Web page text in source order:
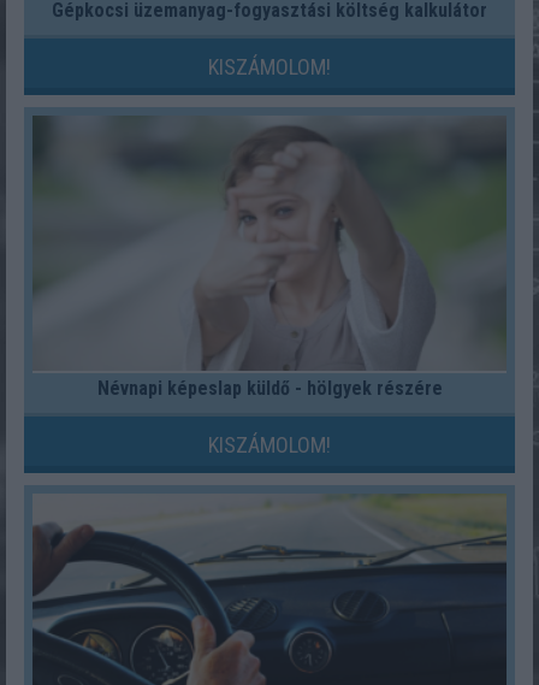
Gépkocsi üzemanyag-fogyasztási költség kalkulátor
KISZÁMOLOM!
Névnapi képeslap küldő - hölgyek részére
KISZÁMOLOM!